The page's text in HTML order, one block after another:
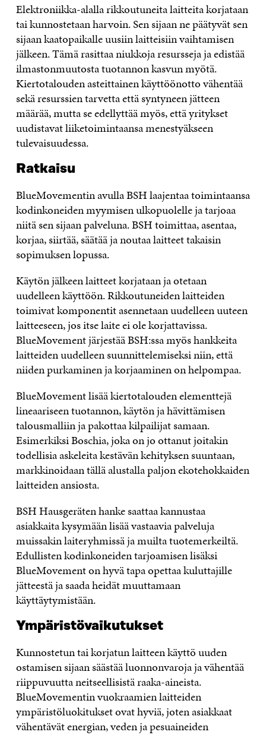
Elektroniikka-alalla rikkoutuneita laitteita korjataan
tai kunnostetaan harvoin. Sen sijaan ne päätyvät sen
sijaan kaatopaikalle uusiin laitteisiin vaihtamisen
jälkeen. Tämä rasittaa niukkoja resursseja ja edistää
ilmastonmuutosta tuotannon kasvun myötä.
Kiertotalouden asteittainen käyttöönotto vähentää
sekä resurssien tarvetta että syntyneen jätteen
määrää, mutta se edellyttää myös, että yritykset
uudistavat liiketoimintaansa menestyäkseen
tulevaisuudessa.
Ratkaisu
BlueMovementin avulla BSH laajentaa toimintaansa
kodinkoneiden myymisen ulkopuolelle ja tarjoaa
niitä sen sijaan palveluna. BSH toimittaa, asentaa,
korjaa, siirtää, säätää ja noutaa laitteet takaisin
sopimuksen lopussa.
Käytön jälkeen laitteet korjataan ja otetaan
uudelleen käyttöön. Rikkoutuneiden laitteiden
toimivat komponentit asennetaan uudelleen uuteen
laitteeseen, jos itse laite ei ole korjattavissa.
BlueMovement järjestää BSH:ssa myös hankkeita
laitteiden uudelleen suunnittelemiseksi niin, että
niiden purkaminen ja korjaaminen on helpompaa.
BlueMovement lisää kiertotalouden elementtejä
lineaariseen tuotannon, käytön ja hävittämisen
talousmalliin ja pakottaa kilpailijat samaan.
Esimerkiksi Boschia, joka on jo ottanut joitakin
todellisia askeleita kestävän kehityksen suuntaan,
markkinoidaan tällä alustalla paljon ekotehokkaiden
laitteiden ansiosta.
BSH Hausgeräten hanke saattaa kannustaa
asiakkaita kysymään lisää vastaavia palveluja
muissakin laiteryhmissä ja muilta tuotemerkeiltä.
Edullisten kodinkoneiden tarjoamisen lisäksi
BlueMovement on hyvä tapa opettaa kuluttajille
jätteestä ja saada heidät muuttamaan
käyttäytymistään.
Ympäristövaikutukset
Kunnostetun tai korjatun laitteen käyttö uuden
ostamisen sijaan säästää luonnonvaroja ja vähentää
riippuvuutta neitseellisistä raaka-aineista.
BlueMovementin vuokraamien laitteiden
ympäristöluokitukset ovat hyviä, joten asiakkaat
vähentävät energian, veden ja pesuaineiden